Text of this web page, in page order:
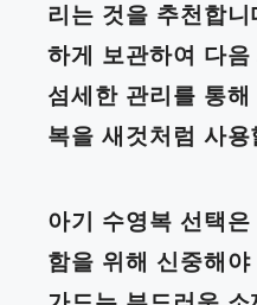
리는 것을 추천합
하게 보관하여 다
섬세한 관리를 통
복을 새것처럼 사
아기 수영복 선택
함을 위해 신중해